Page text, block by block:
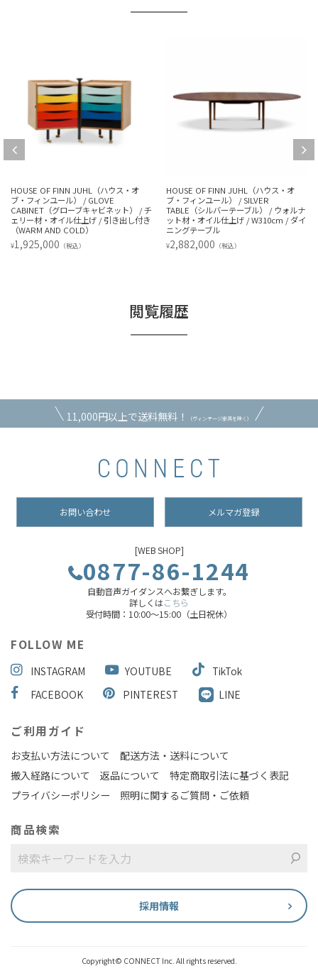
HOUSE OF FINN JUHL（ハウス・オ
ブ・フィンユール） / GLOVE
CABINET（グローブキャビネット） / チ
ェリー材・オイル仕上げ / 引き出し付き
（WARM AND COLD）
¥1,925,000 （税込）
HOUSE OF FINN JUHL（ハウス・オ
ブ・フィンユール） / SILVER
TABLE（シルバーテーブル） / ウォルナ
ット材・オイル仕上げ / W310cm / ダイ
ニングテーブル
¥2,882,000 （税込）
閲覧履歴
11,000円以上で送料無料！ （ヴィンテージ家具を除く）
お問い合わせ メルマガ登録
[WEB SHOP]
0877-86-1244
自動音声ガイダンスへお繋ぎします。
詳しくはこちら
受付時間：10:00～15:00（土日祝休）
FOLLOW ME
INSTAGRAM YOUTUBE
TikTok
FACEBOOK
PINTEREST LINE
ご利用ガイド
お支払い方法について
配送方法・送料について
搬入経路について
返品について
特定商取引法に基づく表記
プライバシーポリシー
照明に関するご質問・ご依頼
商品検索
採用情報
Copyright© CONNECT Inc. All rights reserved.